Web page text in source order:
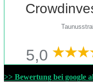
5,0
>> Bewertung bei google